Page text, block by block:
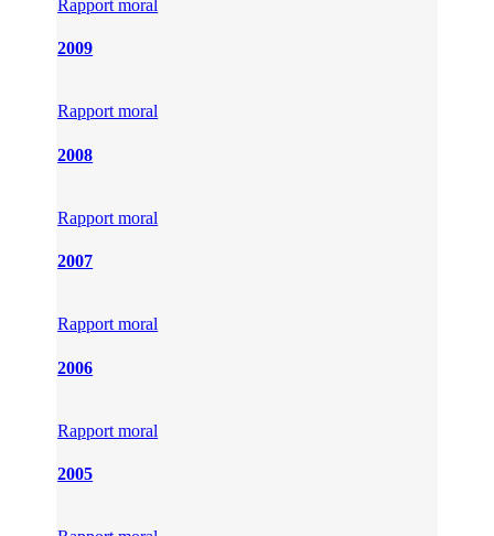
Rapport moral
2009
Rapport moral
2008
Rapport moral
2007
Rapport moral
2006
Rapport moral
2005